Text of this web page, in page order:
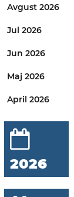
Avgust 2026
Jul 2026
Jun 2026
Maj 2026
April 2026
2026